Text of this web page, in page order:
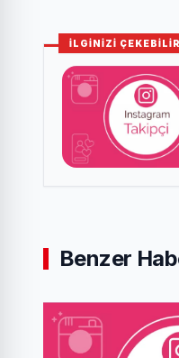
İLGİNİZİ ÇEKEBİLİR
Benzer